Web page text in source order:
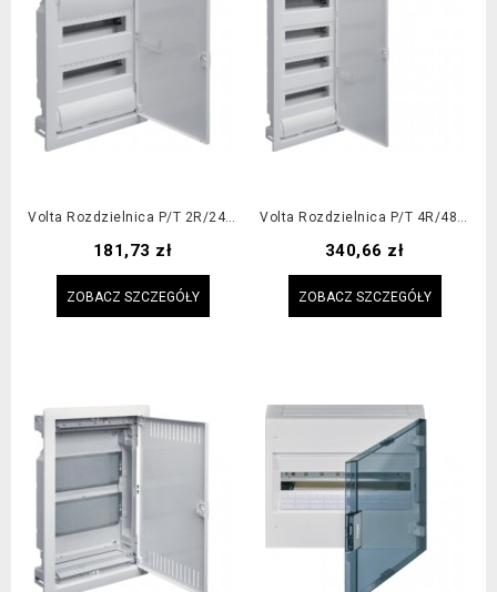
Volta Rozdzielnica P/t 2R/24M II Kl IP30
Cena
181,73 zł
ZOBACZ SZCZEGÓŁY
Volta Rozdzielnica P/t 4R/48M II Kl IP30
Cena
340,66 zł
ZOBACZ SZCZEGÓŁY